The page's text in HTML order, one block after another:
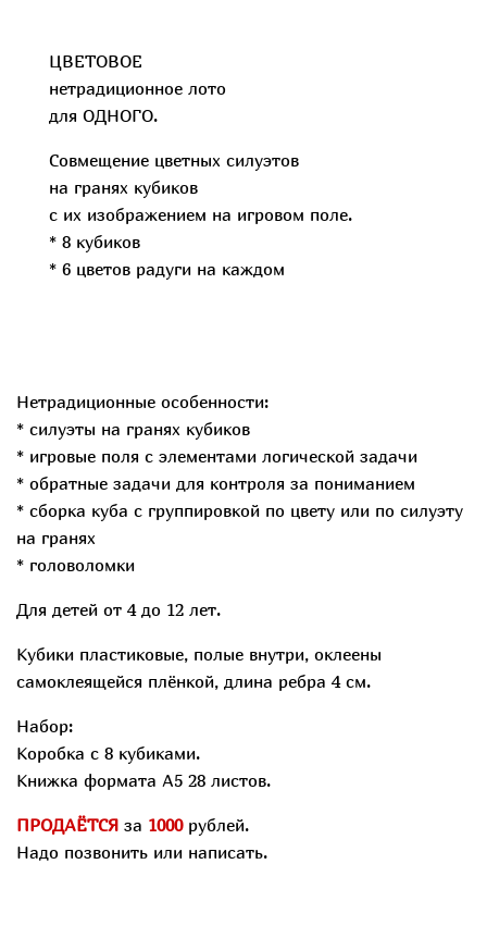
ЦВЕТОВОЕ
нетрадиционное лото
для ОДНОГО.
Совмещение цветных силуэтов
на гранях кубиков
с их изображением на игровом поле.
* 8 кубиков
* 6 цветов радуги на каждом
Нетрадиционные особенности:
* силуэты на гранях кубиков
* игровые поля с элементами логической задачи
* обратные задачи для контроля за пониманием
* сборка куба с группировкой по цвету или по силуэту
на гранях
* головоломки
Для детей от 4 до 12 лет.
Кубики пластиковые, полые внутри, оклеены
самоклеящейся плёнкой, длина ребра 4 см.
Набор:
Коробка с 8 кубиками.
Книжка формата А5 28 листов.
ПРОДАЁТСЯ за 1000рублей.
Надо позвонить или написать.